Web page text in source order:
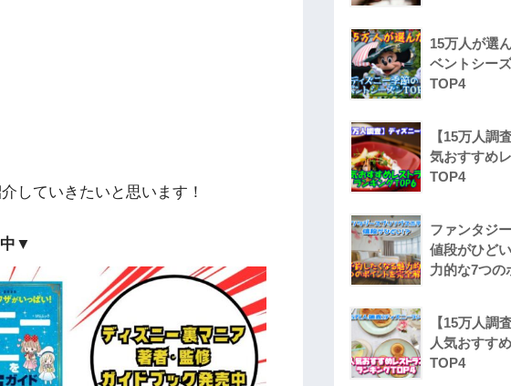
していきたいと思います！
中▼
15万人が選
ベントシー
TOP4
【15万人調
気おすすめ
TOP4
ファンタジ
値段がひど
力的な7つの
【15万人調
人気おすす
TOP4